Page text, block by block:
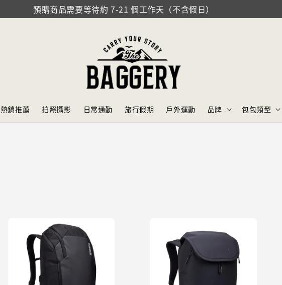
門市地址：臺北市信義區忠孝東路四段553巷46弄14號
熱銷推薦 拍照攝影 日常通勤 旅行假期 戶外運動 品牌 包包類型